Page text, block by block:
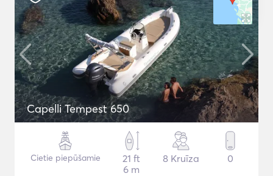
Capelli Tempest 650
Cietie piepūšamie
21 ft
6 m
8 Kruīza 0